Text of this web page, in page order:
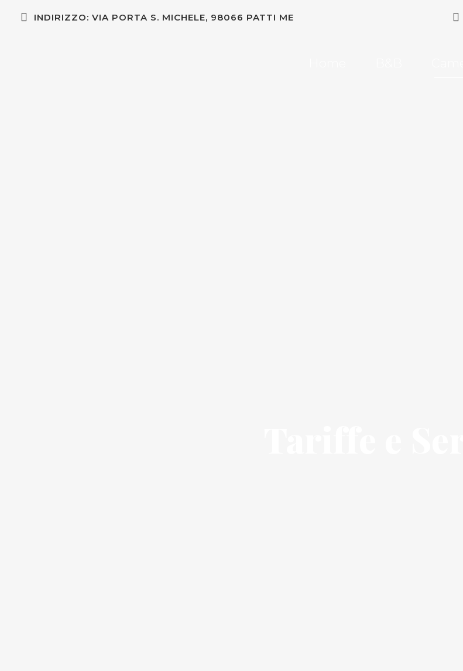
INDIRIZZO: VIA PORTA S. MICHELE, 98066 PATTI ME